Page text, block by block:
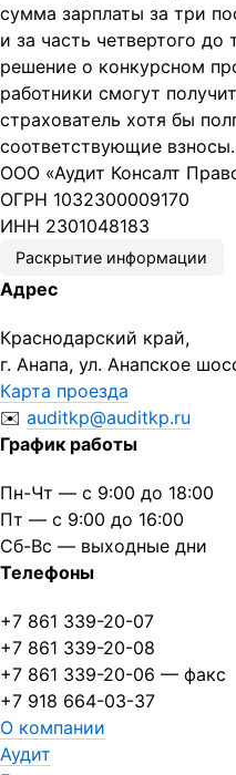
сумма зарплаты за три
и за часть четвертого до
решение о конкурсном
работники смогут
страхователь хотя бы
соответствующие взносы.
ООО «Аудит Консалт
ОГРН 1032300009170
ИНН 2301048183
Раскрытие информации
Адрес
Краснодарский край,
г. Анапа, ул. Анапское
Карта проезда
✉️ auditkp@auditkp.ru
График работы
Пн-Чт — с 9:00 до 18:00
Пт — с 9:00 до 16:00
Сб-Вс — выходные дни
Телефоны
+7 861 339-20-07
+7 861 339-20-08
+7 861 339-20-06 — факс
+7 918 664-03-37
О компании
Аудит